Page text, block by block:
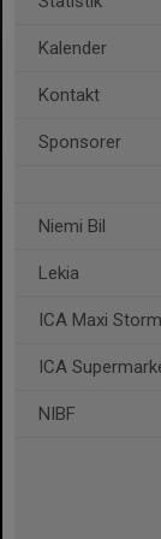
Kalender
Kontakt
Sponsorer
Niemi Bil
Lekia
ICA Maxi
ICA
NIBF